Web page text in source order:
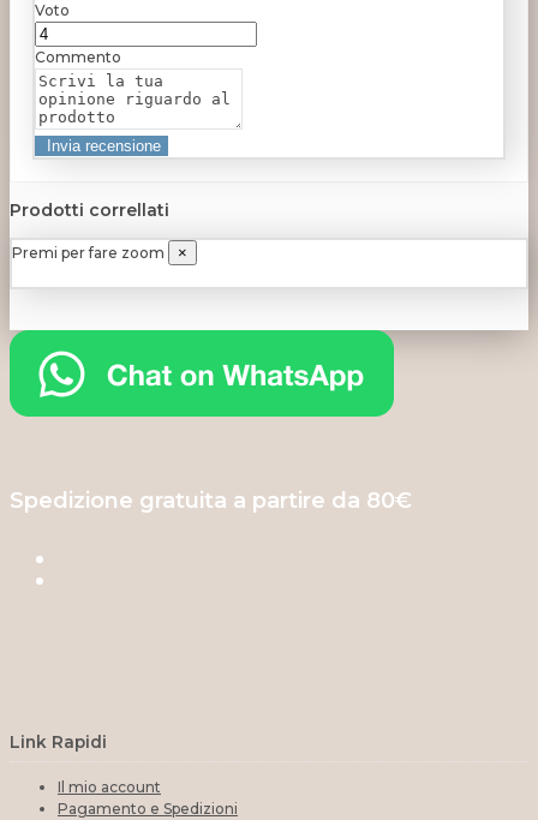
Voto
Commento
Prodotti correllati
Premi per fare zoom ×
Spedizione gratuita a partire da 80€
Link Rapidi
Il mio account
Pagamento e Spedizioni